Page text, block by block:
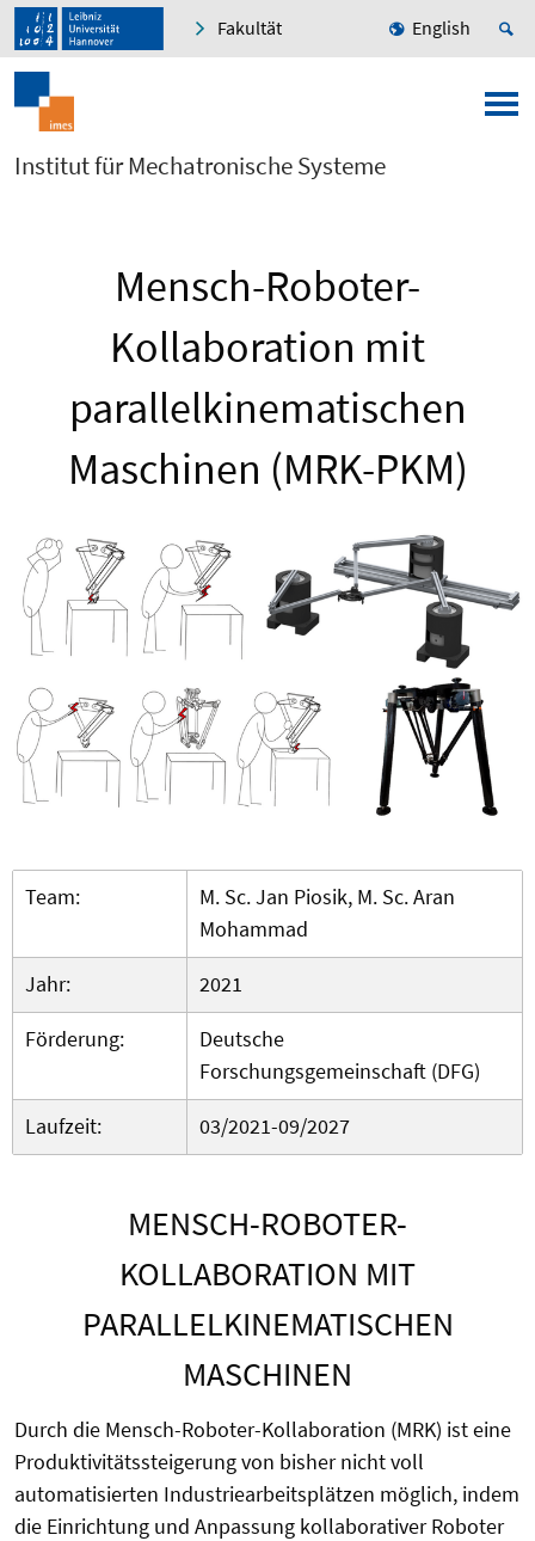
Fakultät English
Institut für Mechatronische Systeme
Mensch-Roboter-
Kollaboration mit
parallelkinematischen
Maschinen (MRK-PKM)
Team:
M. Sc. Jan Piosik, M. Sc. Aran
Mohammad
Jahr:
2021
Förderung:
Deutsche
Forschungsgemeinschaft (DFG)
Laufzeit:
03/2021-09/2027
MENSCH-ROBOTER-
KOLLABORATION MIT
PARALLELKINEMATISCHEN
MASCHINEN
Durch die Mensch-Roboter-Kollaboration (MRK) ist eine
Produktivitätssteigerung von bisher nicht voll
automatisierten Industriearbeitsplätzen möglich, indem
die Einrichtung und Anpassung kollaborativer Roboter